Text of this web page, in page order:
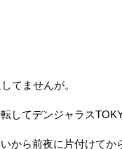
てませんが。
してデンジャラス
から前夜に片付けて